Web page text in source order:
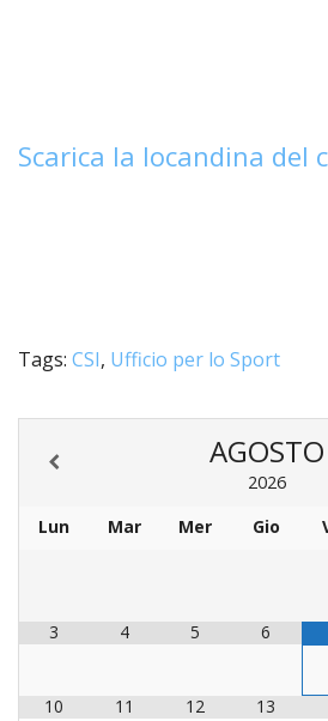
Scarica la locandina del
Tags: CSI, Ufficio per lo Sport
AGOSTO
2026
Lun
Mar Mer Gio
3 4 5 6
10 11 12 13